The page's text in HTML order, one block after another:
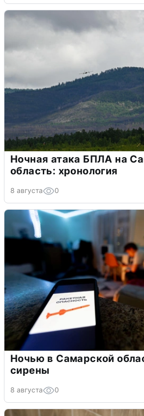
Ночная атака БПЛА на
область: хронология
8 августа 0
Ночью в Самарской
сирены
8 августа 0